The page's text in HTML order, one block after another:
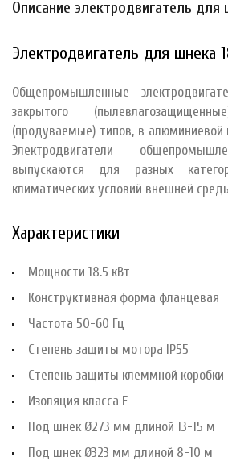
Описание электродвигатель для
Электродвигатель для шнека
Общепромышленные
закрытого
(продуваемые) типов, в алюминиевой
Электродвигатели
выпускаются для разных
климатических условий внешней
Характеристики
Мощности 18.5 кВт
Конструктивная форма фланцевая
Частота 50-60 Гц
Степень защиты мотора IP55
Степень защиты клеммной коробки
Изоляция класса F
Под шнек Ø273 мм длиной 13-15 м
Под шнек Ø323 мм длиной 8-10 м